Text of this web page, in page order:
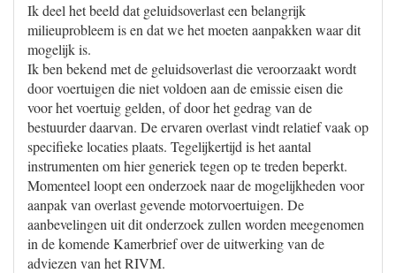
Ik deel het beeld dat geluidsoverlast een belangrijk
milieuprobleem is en dat we het moeten aanpakken waar dit
mogelijk is.
Ik ben bekend met de geluidsoverlast die veroorzaakt wordt
door voertuigen die niet voldoen aan de emissie eisen die
voor het voertuig gelden, of door het gedrag van de
bestuurder daarvan. De ervaren overlast vindt relatief vaak op
specifieke locaties plaats. Tegelijkertijd is het aantal
instrumenten om hier generiek tegen op te treden beperkt.
Momenteel loopt een onderzoek naar de mogelijkheden voor
aanpak van overlast gevende motorvoertuigen. De
aanbevelingen uit dit onderzoek zullen worden meegenomen
in de komende Kamerbrief over de uitwerking van de
adviezen van het RIVM.